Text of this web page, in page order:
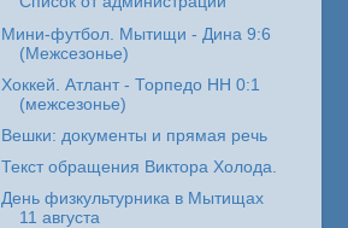
Мини-футбол. Мытищи - Дина 9:6
(Межсезонье)
Хоккей. Атлант - Торпедо НН 0:1
(межсезонье)
Вешки: документы и прямая речь
Текст обращения Виктора Холода.
День физкультурника в Мытищах
11 августа